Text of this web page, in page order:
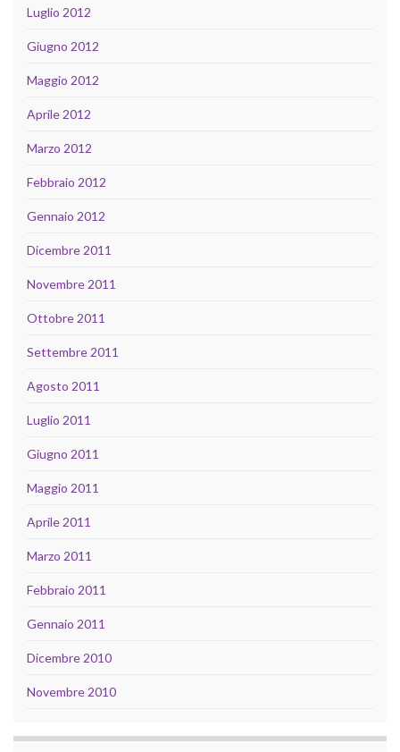
Luglio 2012
Giugno 2012
Maggio 2012
Aprile 2012
Marzo 2012
Febbraio 2012
Gennaio 2012
Dicembre 2011
Novembre 2011
Ottobre 2011
Settembre 2011
Agosto 2011
Luglio 2011
Giugno 2011
Maggio 2011
Aprile 2011
Marzo 2011
Febbraio 2011
Gennaio 2011
Dicembre 2010
Novembre 2010